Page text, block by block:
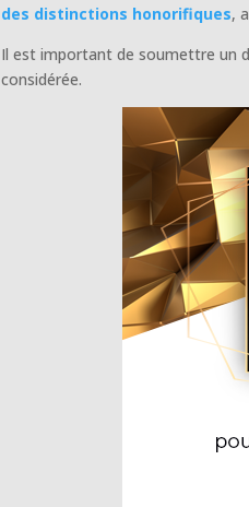
des distinctions honorifiques,
Il est important de soumettre un
considérée.